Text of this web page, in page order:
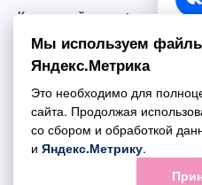
Контактный номер:
+7 (495) 970-44-75
Почта:
mail@esta-fiesta.ru
Режим работы интернет-
ПН-ВС с 09:00 до 21:00
Мы используем
Яндекс.Метрика
Это необходимо для
сайта. Продолжая
со сбором и обработкой
и Яндекс.Метрику.